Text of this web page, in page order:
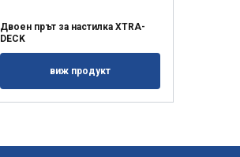
Двоен прът за настилка XTRA-
DECK
виж продукт